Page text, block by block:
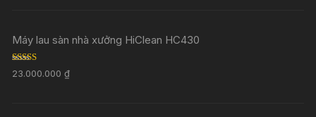
Máy lau sàn nhà xưởng HiClean HC430
Rated5.00
out of 5
23.000.000₫